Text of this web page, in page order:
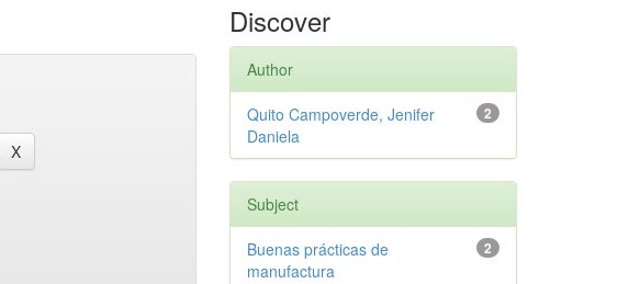
Discover
Author
2
Quito Campoverde, Jenifer
Daniela
Subject
2
Buenas prácticas de
manufactura